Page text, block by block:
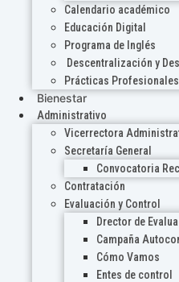
Calendario académico
Educación Digital
Programa de Inglés
Descentralización y
Prácticas Profesionales
Bienestar
Administrativo
Vicerrectora
Secretaría General
Convocatoria
Contratación
Evaluación y Control
Drector de
Campaña
Cómo Vamos
Entes de control